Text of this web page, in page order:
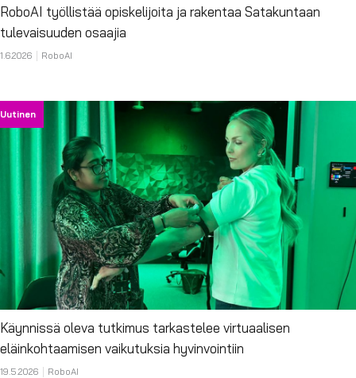
RoboAI työllistää opiskelijoita ja rakentaa Satakuntaan
tulevaisuuden osaajia
1.6.2026 RoboAI
Uutinen
Käynnissä oleva tutkimus tarkastelee virtuaalisen
eläinkohtaamisen vaikutuksia hyvinvointiin
19.5.2026 RoboAI